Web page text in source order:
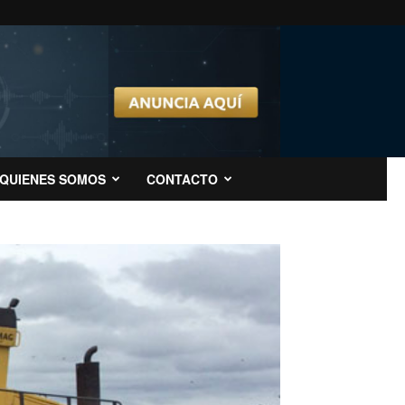
QUIENES SOMOS CONTACTO